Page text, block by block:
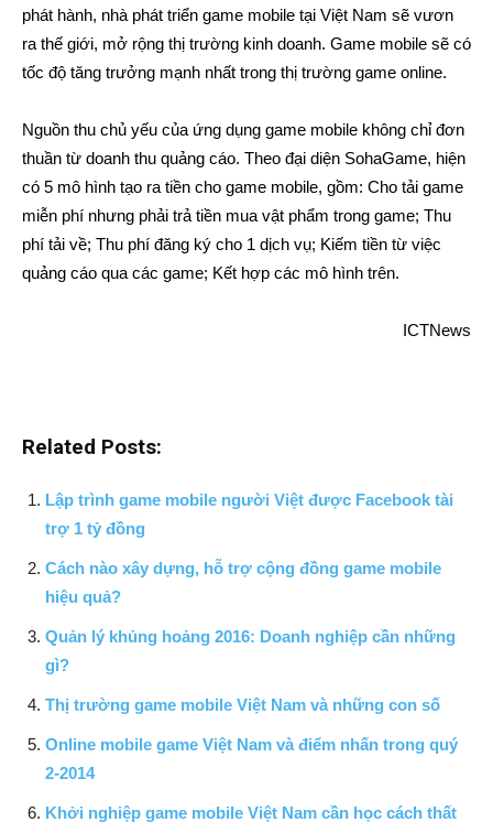
phát hành, nhà phát triển game mobile tại Việt Nam sẽ vươn
ra thế giới, mở rộng thị trường kinh doanh. Game mobile sẽ có
tốc độ tăng trưởng mạnh nhất trong thị trường game online.
Nguồn thu chủ yếu của ứng dụng game mobile không chỉ đơn
thuần từ doanh thu quảng cáo. Theo đại diện SohaGame, hiện
có 5 mô hình tạo ra tiền cho game mobile, gồm: Cho tải game
miễn phí nhưng phải trả tiền mua vật phẩm trong game; Thu
phí tải về; Thu phí đăng ký cho 1 dịch vụ; Kiếm tiền từ việc
quảng cáo qua các game; Kết hợp các mô hình trên.
ICTNews
Related Posts:
Lập trình game mobile người Việt được Facebook tài
trợ 1 tỷ đồng
Cách nào xây dựng, hỗ trợ cộng đồng game mobile
hiệu quả?
Quản lý khủng hoảng 2016: Doanh nghiệp cần những
gì?
Thị trường game mobile Việt Nam và những con số
Online mobile game Việt Nam và điểm nhấn trong quý
2-2014
Khởi nghiệp game mobile Việt Nam cần học cách thất